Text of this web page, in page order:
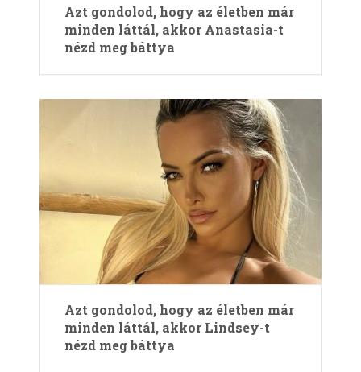
Azt gondolod, hogy az életben már
minden láttál, akkor Anastasia-t
nézd meg báttya
Azt gondolod, hogy az életben már
minden láttál, akkor Lindsey-t
nézd meg báttya